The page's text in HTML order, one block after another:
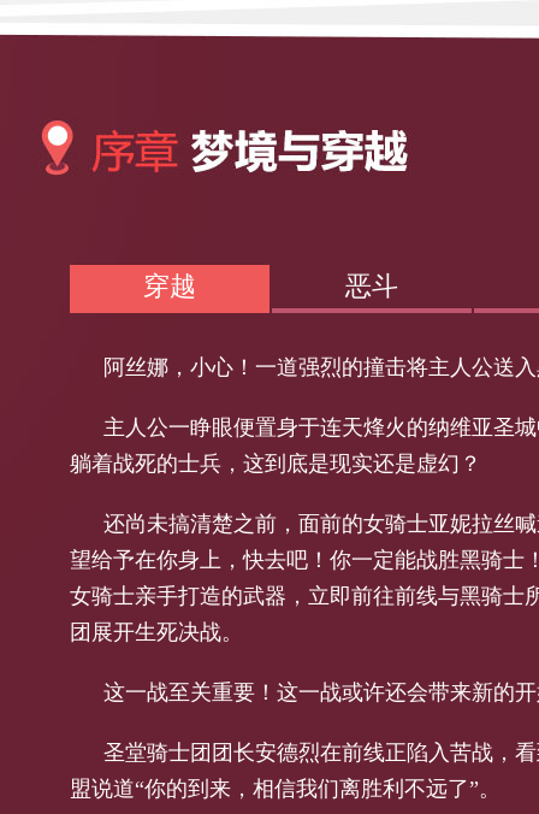
穿越 恶斗
阿丝娜，小心！一道强烈的撞击将主人公送
主人公一睁眼便置身于连天烽火的纳维亚圣
躺着战死的士兵，这到底是现实还是虚幻？
还尚未搞清楚之前，面前的女骑士亚妮拉丝
望给予在你身上，快去吧！你一定能战胜黑骑士
女骑士亲手打造的武器，立即前往前线与黑骑士
团展开生死决战。
这一战至关重要！这一战或许还会带来新的
圣堂骑士团团长安德烈在前线正陷入苦战，
盟说道“你的到来，相信我们离胜利不远了”。